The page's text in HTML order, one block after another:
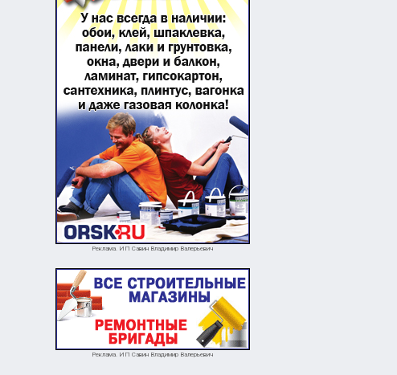
Реклама. ИП Савин Владимир Валерьевич
Реклама. ИП Савин Владимир Валерьевич